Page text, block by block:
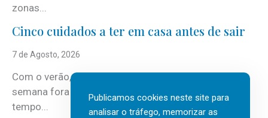
zonas...
Cinco cuidados a ter em casa antes de sair
7 de Agosto, 2026
Com o verão, chegam também as férias, os fins-de-
semana fora e os dias em que a casa fica mais
tempo...
Publicamos cookies neste site para
analisar o tráfego, memorizar as